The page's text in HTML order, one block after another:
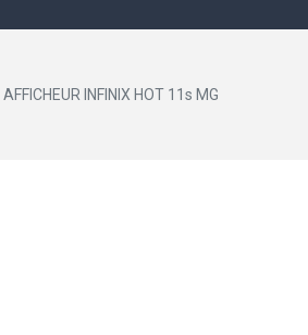
AFFICHEUR INFINIX HOT 11s MG